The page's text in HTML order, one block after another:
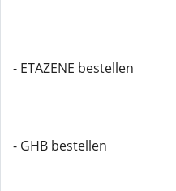
- ETAZENE bestellen
- GHB bestellen